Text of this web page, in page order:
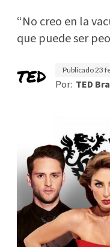
“No creo en la
que puede ser
Publicado23
Por: TED